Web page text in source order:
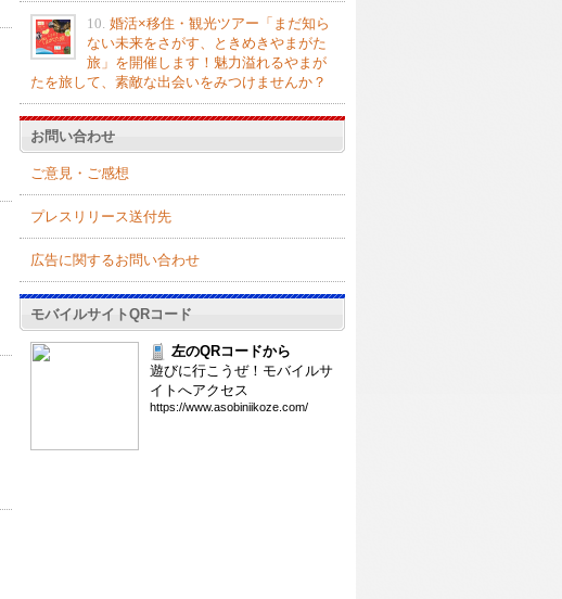
10. 婚活×移住・観光ツアー「まだ知ら
ない未来をさがす、ときめきやまがた
旅」を開催します！魅力溢れるやまが
たを旅して、素敵な出会いをみつけませんか？
お問い合わせ
ご意見・ご感想
プレスリリース送付先
広告に関するお問い合わせ
モバイルサイトQRコード
左のQRコードから
遊びに行こうぜ！モバイルサ
イトへアクセス
https://www.asobiniikoze.com/